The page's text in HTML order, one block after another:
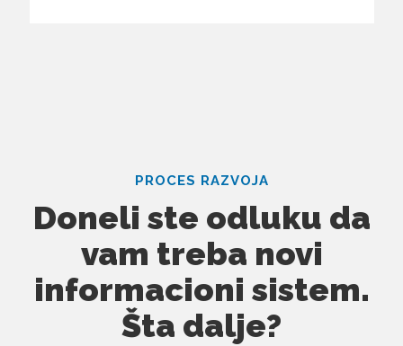
PROCES RAZVOJA
Doneli ste odluku da
vam treba novi
informacioni sistem.
Šta dalje?